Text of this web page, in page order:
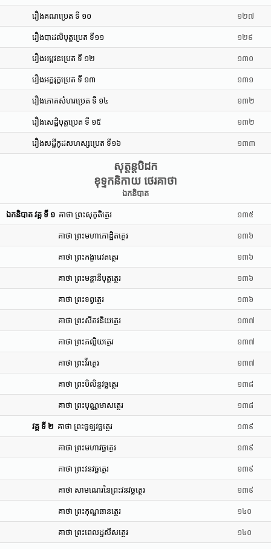
រឿងគណប្រេត ទី ១០ ១២៧
រឿងបាដលិបុត្តប្រេត ទី១១ ១២៩
រឿងអម្ពវនប្រេត ទី ១២ ១៣០
រឿងអក្ខរុក្ខប្រេត ទី ១៣ ១៣១
រឿងភោគសំហរប្រេត ទី ១៤ ១៣២
រឿងសេដ្ឋិបុត្តប្រេត ទី ១៥ ១៣២
រឿងសដ្ឋីកូដសហស្សប្រេត ទី១៦ ១៣៣
សុត្តន្តបិដក
ខុទ្ទកនិកាយ ថេរគាថា
ឯកនិបាត
ឯកនិបាត វគ្គ ទី ១ គាថា ព្រះសុភូតិត្ថេរ ១៣៥
គាថា ព្រះមហាកោដ្ឋិតត្ថេរ ១៣៦
គាថា ព្រះកង្ខារេវតត្ថេរ ១៣៦
គាថា ព្រះមន្តានីបុត្តត្ថេរ ១៣៦
គាថា ព្រះទព្វត្ថេរ ១៣៦
គាថា ព្រះសីតវនិយត្ថេរ ១៣៧
គាថា ព្រះភល្លិយត្ថេរ ១៣៧
គាថា ព្រះវីរត្ថេរ ១៣៧
គាថា ព្រះបិលិន្ទវច្ឆត្ថេរ ១៣៨
គាថា ព្រះបុណ្ណមាសត្ថេរ ១៣៨
វគ្គ ទី ២ គាថា ព្រះចូឡវច្ឆត្ថេរ ១៣៩
គាថា ព្រះមហាវច្ឆត្ថេរ ១៣៩
គាថា ព្រះវនវច្ឆត្ថេរ ១៣៩
គាថា សាមណេរនៃព្រះវនវច្ឆត្ថេរ ១៣៩
គាថា ព្រះកុណ្ឌធានត្ថេរ ១៤០
គាថា ព្រះពេលដ្ឋសីសត្ថេរ ១៤០